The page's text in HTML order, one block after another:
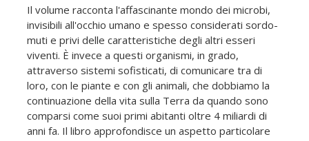
Il volume racconta l'affascinante mondo dei microbi,
invisibili all'occhio umano e spesso considerati sordo-
muti e privi delle caratteristiche degli altri esseri
viventi. È invece a questi organismi, in grado,
attraverso sistemi sofisticati, di comunicare tra di
loro, con le piante e con gli animali, che dobbiamo la
continuazione della vita sulla Terra da quando sono
comparsi come suoi primi abitanti oltre 4 miliardi di
anni fa. Il libro approfondisce un aspetto particolare